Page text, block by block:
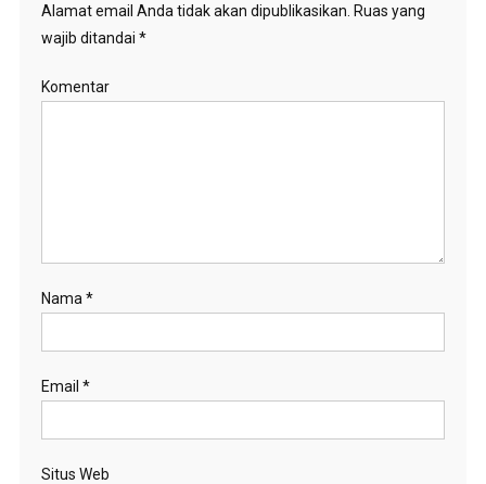
Alamat email Anda tidak akan dipublikasikan. Ruas yang
wajib ditandai *
Komentar
Nama *
Email *
Situs Web